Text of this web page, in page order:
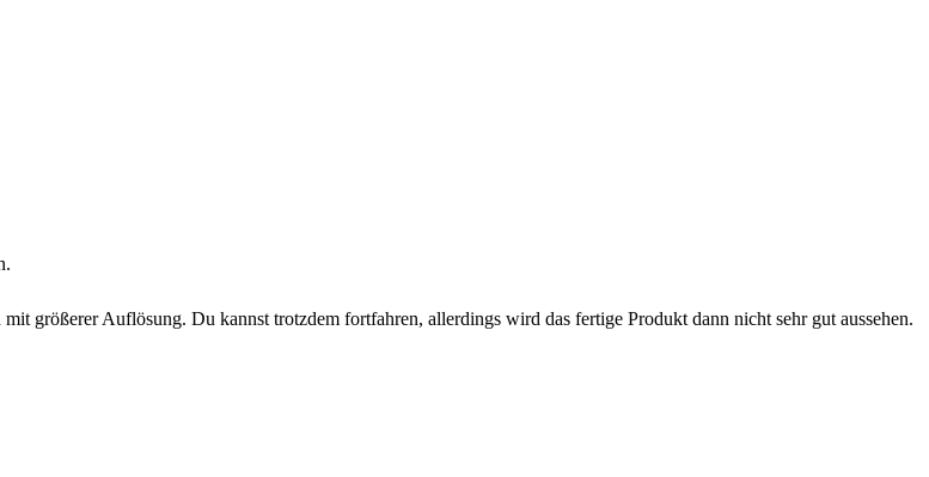
größerer Auflösung. Du kannst trotzdem fortfahren, allerdings wird das fertige Produkt dann nicht sehr gut aussehen.